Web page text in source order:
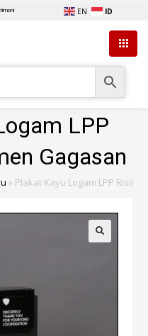
EN ID
LPP
Gagasan
» Plakat Kayu Logam LPP